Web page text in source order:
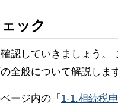
ック
認していきましょう。
全般について解説します
ージ内の「 1-1.相続税